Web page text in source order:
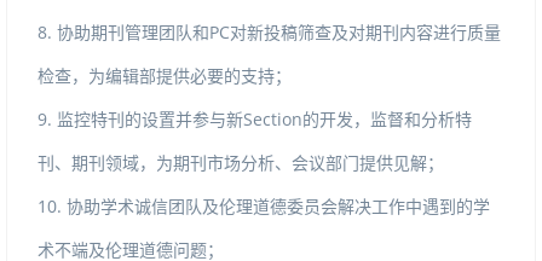
8. 协助期刊管理团队和 PC对新投稿筛查及对期刊内容进行质量
检查，为编辑部提供必要的支持；
9. 监控特刊的设置并参与新Section的开发，监督和分析特
刊、期刊领域，为期刊市场分析、会议部门提供见解；
10. 协助学术诚信团队及伦理道德委员会解决工作中遇到的学
术不端及伦理道德问题；